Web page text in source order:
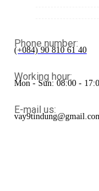
Phone number:
(+084) 90 810 61 40
Working hour:
Mon - Sun: 08:00 -
E-mail us: